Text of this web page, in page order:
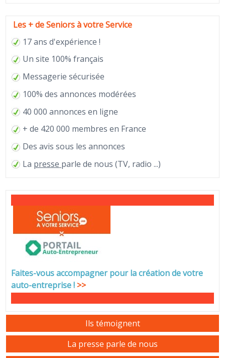
Les + de Seniors à votre Service
17 ans d'expérience !
Un site 100% français
Messagerie sécurisée
100% des annonces modérées
40 000 annonces en ligne
+ de 420 000 membres en France
Des avis sous les annonces
La presse parle de nous (TV, radio ...)
Faites-vous accompagner pour la création de votre
auto-entreprise! >>
Ils témoignent
La presse parle de nous